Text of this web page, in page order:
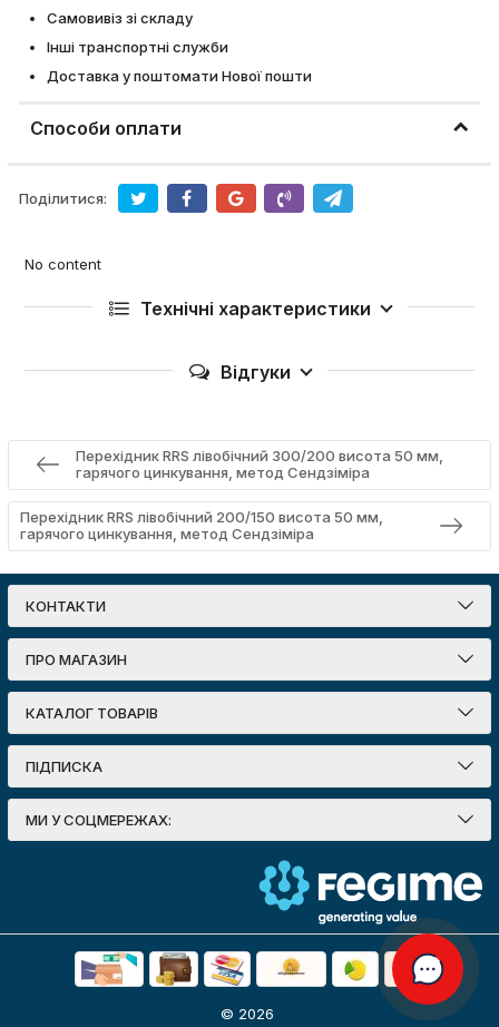
Самовивіз зі складу
Інші транспортні служби
Доставка у поштомати Нової пошти
Способи оплати
Поділитися:
No content
Технічні характеристики
Відгуки
Перехідник RRS лівобічний 300/200 висота 50 мм,
гарячого цинкування, метод Сендзіміра
Перехідник RRS лівобічний 200/150 висота 50 мм,
гарячого цинкування, метод Сендзіміра
КОНТАКТИ
ПРО МАГАЗИН
КАТАЛОГ ТОВАРІВ
ПІДПИСКА
МИ У СОЦМЕРЕЖАХ:
© 2026